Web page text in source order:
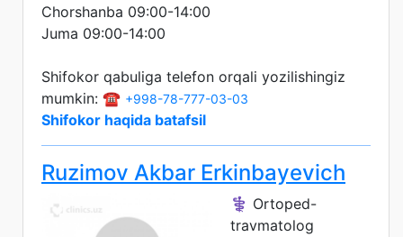
Chorshanba 09:00-14:00
Juma 09:00-14:00
Shifokor qabuliga telefon orqali yozilishingiz
mumkin: ☎️ +998-78-777-03-03
Shifokor haqida batafsil
Ruzimov Akbar Erkinbayevich
⚕️ Ortoped-
travmatolog